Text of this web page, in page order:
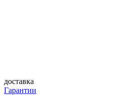
доставка
Гарантии